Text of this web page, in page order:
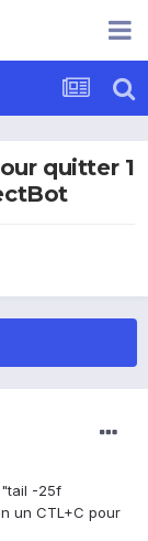
quitter 1
-25f
un CTL+C pour